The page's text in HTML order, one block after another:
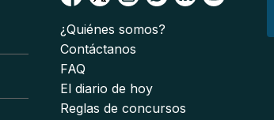
¿Quiénes somos?
Contáctanos
FAQ
El diario de hoy
Reglas de concursos